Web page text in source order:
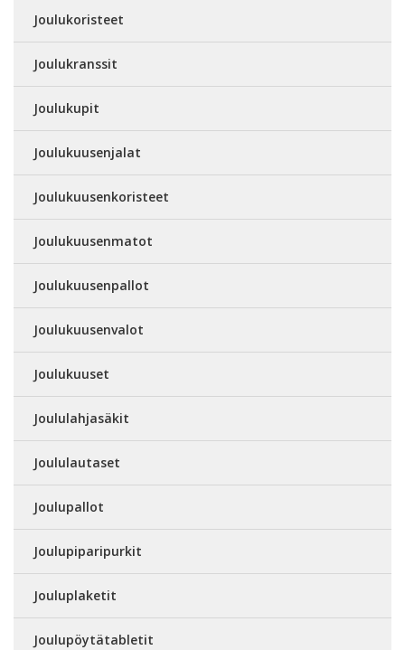
Joulukoristeet
Joulukranssit
Joulukupit
Joulukuusenjalat
Joulukuusenkoristeet
Joulukuusenmatot
Joulukuusenpallot
Joulukuusenvalot
Joulukuuset
Joululahjasäkit
Joululautaset
Joulupallot
Joulupiparipurkit
Jouluplaketit
Joulupöytätabletit